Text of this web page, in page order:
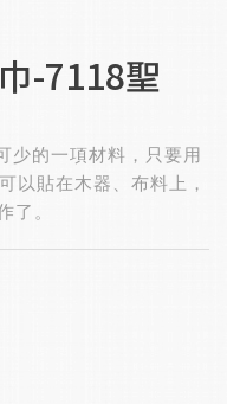
-7118聖
少的一項材料，只要用
以貼在木器、布料上，
了。